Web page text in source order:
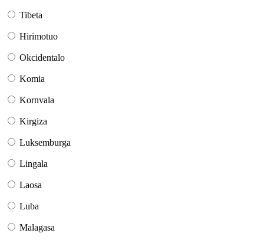
Tibeta
Hirimotuo
Okcidentalo
Komia
Kornvala
Kirgiza
Luksemburga
Lingala
Laosa
Luba
Malagasa